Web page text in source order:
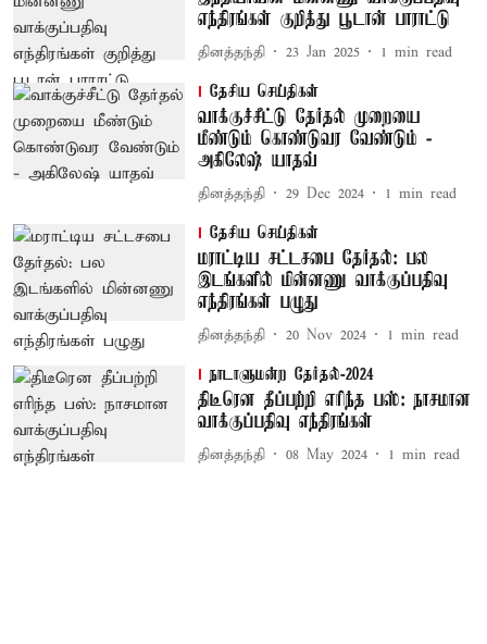
எந்திரங்கள் குறித்து பூடான் பாராட்டு
தினத்தந்தி 23 Jan 2025 1 min read
தேசிய செய்திகள்
வாக்குச்சீட்டு தேர்தல் முறையை
மீண்டும் கொண்டுவர வேண்டும் -
அகிலேஷ் யாதவ்
தினத்தந்தி 29 Dec 2024 1 min read
தேசிய செய்திகள்
மராட்டிய சட்டசபை தேர்தல்: பல
இடங்களில் மின்னணு வாக்குப்பதிவு
எந்திரங்கள் பழுது
தினத்தந்தி 20 Nov 2024 1 min read
நாடாளுமன்ற தேர்தல்-2024
திடீரென தீப்பற்றி எரிந்த பஸ்: நாசமான
வாக்குப்பதிவு எந்திரங்கள்
தினத்தந்தி 08 May 2024 1 min read